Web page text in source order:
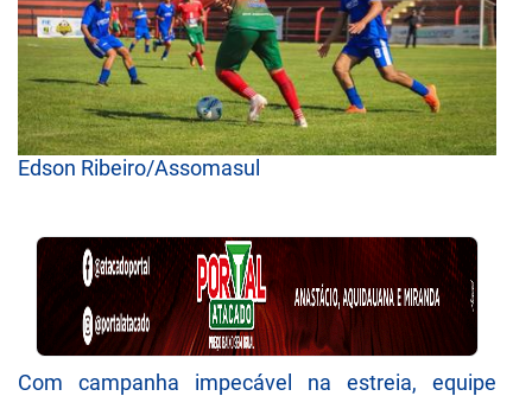
Edson Ribeiro/Assomasul
Com campanha impecável na estreia, equipe